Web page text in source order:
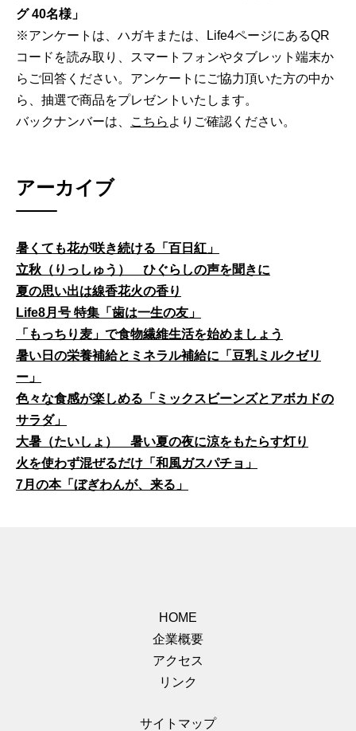
グ 40名様」
※アンケートは、ハガキまたは、Life4ページにあるQR
コードを読み取り、スマートフォンやタブレット端末か
らご回答ください。アンケートにご協力頂いた方の中か
ら、抽選で商品をプレゼントいたします。
バックナンバーは、
こちら よりご確認ください。
アーカイブ
暑くても花が咲き続ける「百日紅」
立秋（りっしゅう） ひぐらしの声を聞きに
夏の思い出は線香花火の香り
Life8月号 特集「歯は一生の友」
「もっちり麦」で食物繊維生活を始めましょう
暑い日の栄養補給とミネラル補給に「豆乳ミルクゼリ
ー」
色々な食感が楽しめる「ミックスビーンズとアボカドの
サラダ」
大暑（たいしょ） 暑い夏の夜に涼をもたらす灯り
火を使わず混ぜるだけ「和風ガスパチョ」
7月の本「ぼぎわんが、来る」
HOME
企業概要
アクセス
リンク
サイトマップ